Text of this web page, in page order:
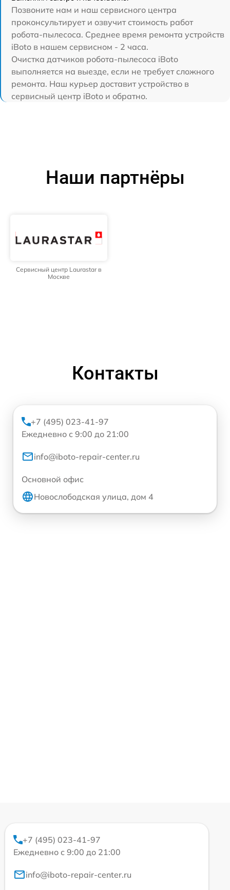
Позвоните нам и наш сервисного центра
проконсультирует и озвучит стоимость работ
робота-пылесоса. Среднее время ремонта устройств
iBoto в нашем сервисном - 2 часа.
Очистка датчиков робота-пылесоса iBoto
выполняется на выезде, если не требует сложного
ремонта. Наш курьер доставит устройство в
сервисный центр iBoto и обратно.
Наши партнёры
Сервисный центр Laurastar в
Москве
Контакты
+7 (495) 023-41-97
Ежедневно с 9:00 до 21:00
info@iboto-repair-center.ru
Основной офис
Новослободская улица, дом 4
+7 (495) 023-41-97
Ежедневно с 9:00 до 21:00
info@iboto-repair-center.ru